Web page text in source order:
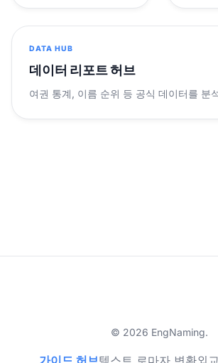
DATA HUB
데이터 리포트 허브
여권 통계, 이름 순위 등 공식 데이터를 분
© 2026 EngNaming.
가이드 허브텍스트 로마자 변환외